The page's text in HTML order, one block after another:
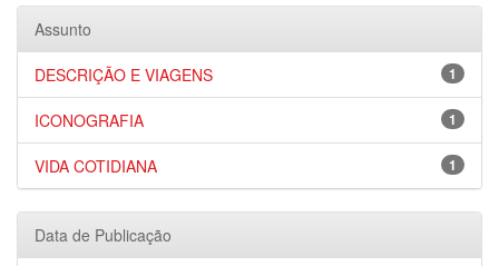
Assunto
1
DESCRIÇÃO E VIAGENS
1
ICONOGRAFIA
1
VIDA COTIDIANA
Data de Publicação